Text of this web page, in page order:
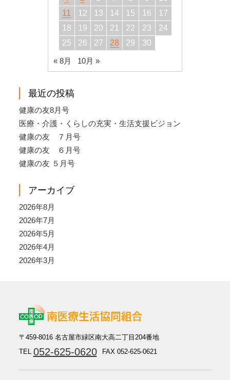
11
12 13 14 15 16
17
18
19 20 21 22 23
24
25
26 27 28 29 30
« 8月 10月 »
最近の投稿
健康の友8月号
医療・介護・くらしの充実・生活支援ビジョン
健康の友 ７月号
健康の友 ６月号
健康の友 ５月号
アーカイブ
2026年8月
2026年7月
2026年5月
2026年4月
2026年3月
〒459-8016 名古屋市緑区南大高二丁目204番地
TEL 052-625-0620 FAX 052-625-0621